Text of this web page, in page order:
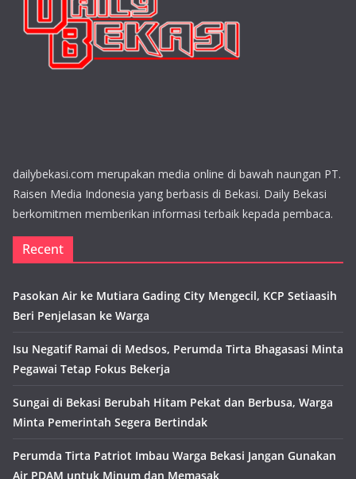
dailybekasi.com merupakan media online di bawah naungan PT.
Raisen Media Indonesia yang berbasis di Bekasi. Daily Bekasi
berkomitmen memberikan informasi terbaik kepada pembaca.
Recent
Pasokan Air ke Mutiara Gading City Mengecil, KCP Setiaasih
Beri Penjelasan ke Warga
Isu Negatif Ramai di Medsos, Perumda Tirta Bhagasasi Minta
Pegawai Tetap Fokus Bekerja
Sungai di Bekasi Berubah Hitam Pekat dan Berbusa, Warga
Minta Pemerintah Segera Bertindak
Perumda Tirta Patriot Imbau Warga Bekasi Jangan Gunakan
Air PDAM untuk Minum dan Memasak